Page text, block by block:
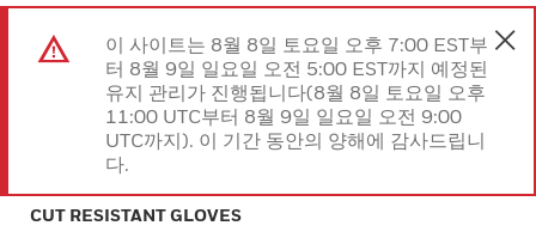
이 사이트는 8월 8일 토요일 오후 7:00 EST부
터 8월 9일 일요일 오전 5:00 EST까지 예정된
유지 관리가 진행됩니다(8월 8일 토요일 오후
11:00 UTC부터 8월 9일 일요일 오전 9:00
UTC까지). 이 기간 동안의 양해에 감사드립니
다.
CUT RESISTANT GLOVES